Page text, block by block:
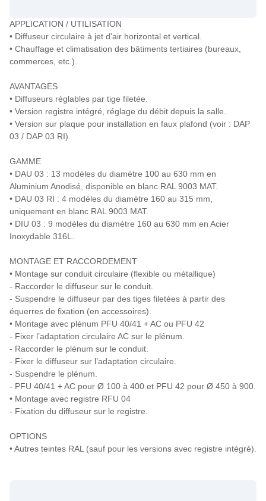
APPLICATION / UTILISATION
• Diffuseur circulaire à jet d'air horizontal et vertical.
• Chauffage et climatisation des bâtiments tertiaires (bureaux,
commerces, etc.).
AVANTAGES
• Diffuseurs réglables par tige filetée.
• Version registre intégré, réglage du débit depuis la salle.
• Version sur plaque pour installation en faux plafond (voir : DAP
03 / DAP 03 RI).
GAMME
• DAU 03 : 13 modèles du diamètre 100 au 630 mm en
Aluminium Anodisé, disponible en blanc RAL 9003 MAT.
• DAU 03 RI : 4 modèles du diamètre 160 au 315 mm,
uniquement en blanc RAL 9003 MAT.
• DIU 03 : 9 modèles du diamètre 160 au 630 mm en Acier
Inoxydable 316L.
MONTAGE ET RACCORDEMENT
• Montage sur conduit circulaire (flexible ou métallique)
- Raccorder le diffuseur sur le conduit.
- Suspendre le diffuseur par des tiges filetées à partir des
équerres de fixation (en accessoires).
• Montage avec plénum PFU 40/41 + AC ou PFU 42
- Fixer l’adaptation circulaire AC sur le plénum.
- Raccorder le plénum sur le conduit.
- Fixer le diffuseur sur l’adaptation circulaire.
- Suspendre le plénum.
- PFU 40/41 + AC pour Ø 100 à 400 et PFU 42 pour Ø 450 à 900.
• Montage avec registre RFU 04
- Fixation du diffuseur sur le registre.
OPTIONS
• Autres teintes RAL (sauf pour les versions avec registre intégré).